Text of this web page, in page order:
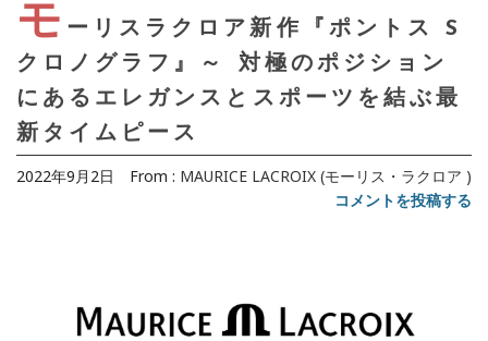
モ ーリスラクロア新作『ポントス S
クロノグラフ』～ 対極のポジション
にあるエレガンスとスポーツを結ぶ最
新タイムピース
2022年9月2日 From : MAURICE LACROIX (モーリス・ラクロア )
コメントを投稿する